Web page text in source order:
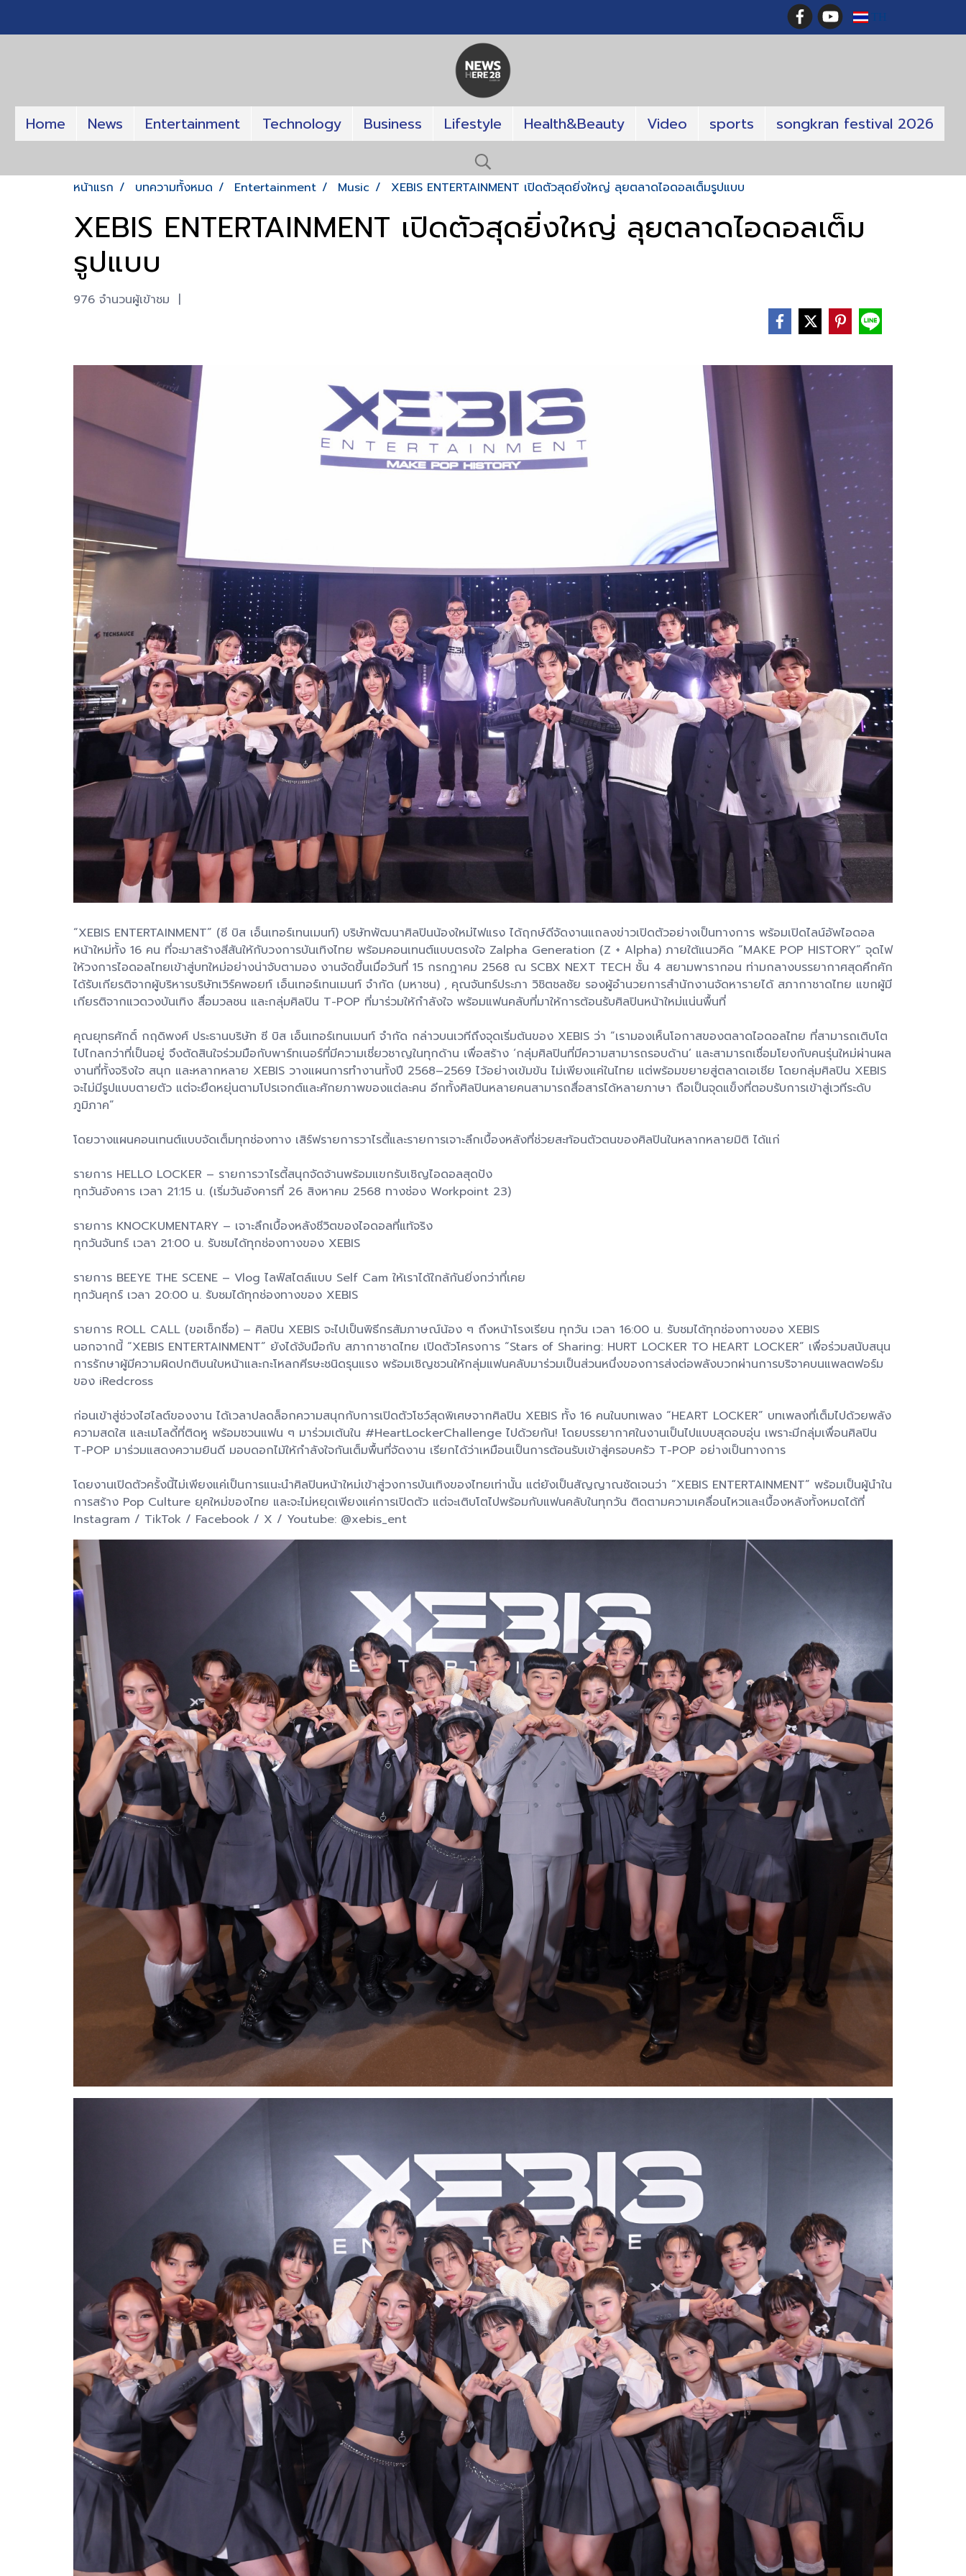
TH
Home News Entertainment Technology Business Lifestyle Health&Beauty Video sports songkran festival 2026
หน้าแรก บทความทั้งหมด Entertainment Music XEBIS ENTERTAINMENT เปิดตัวสุดยิ่งใหญ่ ลุยตลาดไอดอลเต็มรูปแบบ
XEBIS ENTERTAINMENT เปิดตัวสุดยิ่งใหญ่ ลุยตลาดไอดอลเต็ม
รูปแบบ
976 จำนวนผู้เข้าชม |
“XEBIS ENTERTAINMENT” (ซี บิส เอ็นเทอร์เทนเมนท์) บริษัทพัฒนาศิลปินน้องใหม่ไฟแรง ได้ฤกษ์ดีจัดงานแถลงข่าวเปิดตัวอย่างเป็นทางการ พร้อมเปิดไลน์อัพไอดอล
หน้าใหม่ทั้ง 16 คน ที่จะมาสร้างสีสันให้กับวงการบันเทิงไทย พร้อมคอนเทนต์แบบตรงใจ Zalpha Generation (Z + Alpha) ภายใต้แนวคิด “MAKE POP HISTORY” จุดไฟ
ให้วงการไอดอลไทยเข้าสู่บทใหม่อย่างน่าจับตามอง งานจัดขึ้นเมื่อวันที่ 15 กรกฎาคม 2568 ณ SCBX NEXT TECH ชั้น 4 สยามพารากอน ท่ามกลางบรรยากาศสุดคึกคัก
ได้รับเกียรติจากผู้บริหารบริษัทเวิร์คพอยท์ เอ็นเทอร์เทนเมนท์ จำกัด (มหาชน) , คุณจันทร์ประภา วิชิตชลชัย รองผู้อำนวยการสำนักงานจัดหารายได้ สภากาชาดไทย แขกผู้มี
เกียรติจากแวดวงบันเทิง สื่อมวลชน และกลุ่มศิลปิน T-POP ที่มาร่วมให้กำลังใจ พร้อมแฟนคลับที่มาให้การต้อนรับศิลปินหน้าใหม่แน่นพื้นที่
คุณยุทธศักดิ์ กฤดิพงศ์ ประธานบริษัท ซี บิส เอ็นเทอร์เทนเมนท์ จำกัด กล่าวบนเวทีถึงจุดเริ่มต้นของ XEBIS ว่า “เรามองเห็นโอกาสของตลาดไอดอลไทย ที่สามารถเติบโต
ไปไกลกว่าที่เป็นอยู่ จึงตัดสินใจร่วมมือกับพาร์ทเนอร์ที่มีความเชี่ยวชาญในทุกด้าน เพื่อสร้าง ‘กลุ่มศิลปินที่มีความสามารถรอบด้าน’ และสามารถเชื่อมโยงกับคนรุ่นใหม่ผ่านผล
งานที่ทั้งจริงใจ สนุก และหลากหลาย XEBIS วางแผนการทำงานทั้งปี 2568–2569 ไว้อย่างเข้มข้น ไม่เพียงแค่ในไทย แต่พร้อมขยายสู่ตลาดเอเชีย โดยกลุ่มศิลปิน XEBIS
จะไม่มีรูปแบบตายตัว แต่จะยืดหยุ่นตามโปรเจกต์และศักยภาพของแต่ละคน อีกทั้งศิลปินหลายคนสามารถสื่อสารได้หลายภาษา ถือเป็นจุดแข็งที่ตอบรับการเข้าสู่เวทีระดับ
ภูมิภาค”
โดยวางแผนคอนเทนต์แบบจัดเต็มทุกช่องทาง เสิร์ฟรายการวาไรตี้และรายการเจาะลึกเบื้องหลังที่ช่วยสะท้อนตัวตนของศิลปินในหลากหลายมิติ ได้แก่
รายการ HELLO LOCKER – รายการวาไรตี้สนุกจัดจ้านพร้อมแขกรับเชิญไอดอลสุดปัง
ทุกวันอังคาร เวลา 21:15 น. (เริ่มวันอังคารที่ 26 สิงหาคม 2568 ทางช่อง Workpoint 23)
รายการ KNOCKUMENTARY – เจาะลึกเบื้องหลังชีวิตของไอดอลที่แท้จริง
ทุกวันจันทร์ เวลา 21:00 น. รับชมได้ทุกช่องทางของ XEBIS
รายการ BEEYE THE SCENE – Vlog ไลฟ์สไตล์แบบ Self Cam ให้เราได้ใกล้กันยิ่งกว่าที่เคย
ทุกวันศุกร์ เวลา 20:00 น. รับชมได้ทุกช่องทางของ XEBIS
รายการ ROLL CALL (ขอเช็กชื่อ) – ศิลปิน XEBIS จะไปเป็นพิธีกรสัมภาษณ์น้อง ๆ ถึงหน้าโรงเรียน ทุกวัน เวลา 16:00 น. รับชมได้ทุกช่องทางของ XEBIS
นอกจากนี้ “XEBIS ENTERTAINMENT” ยังได้จับมือกับ สภากาชาดไทย เปิดตัวโครงการ “Stars of Sharing: HURT LOCKER TO HEART LOCKER” เพื่อร่วมสนับสนุน
การรักษาผู้มีความผิดปกติบนใบหน้าและกะโหลกศีรษะชนิดรุนแรง พร้อมเชิญชวนให้กลุ่มแฟนคลับมาร่วมเป็นส่วนหนึ่งของการส่งต่อพลังบวกผ่านการบริจาคบนแพลตฟอร์ม
ของ iRedcross
ก่อนเข้าสู่ช่วงไฮไลต์ของงาน ได้เวลาปลดล็อกความสนุกกับการเปิดตัวโชว์สุดพิเศษจากศิลปิน XEBIS ทั้ง 16 คนในบทเพลง “HEART LOCKER” บทเพลงที่เต็มไปด้วยพลัง
ความสดใส และเมโลดี้ที่ติดหู พร้อมชวนแฟน ๆ มาร่วมเต้นใน #HeartLockerChallenge ไปด้วยกัน! โดยบรรยากาศในงานเป็นไปแบบสุดอบอุ่น เพราะมีกลุ่มเพื่อนศิลปิน
T-POP มาร่วมแสดงความยินดี มอบดอกไม้ให้กำลังใจกันเต็มพื้นที่จัดงาน เรียกได้ว่าเหมือนเป็นการต้อนรับเข้าสู่ครอบครัว T-POP อย่างเป็นทางการ
โดยงานเปิดตัวครั้งนี้ไม่เพียงแค่เป็นการแนะนำศิลปินหน้าใหม่เข้าสู่วงการบันเทิงของไทยเท่านั้น แต่ยังเป็นสัญญาณชัดเจนว่า “XEBIS ENTERTAINMENT” พร้อมเป็นผู้นำใน
การสร้าง Pop Culture ยุคใหม่ของไทย และจะไม่หยุดเพียงแค่การเปิดตัว แต่จะเติบโตไปพร้อมกับแฟนคลับในทุกวัน ติดตามความเคลื่อนไหวและเบื้องหลังทั้งหมดได้ที่
Instagram / TikTok / Facebook / X / Youtube: @xebis_ent